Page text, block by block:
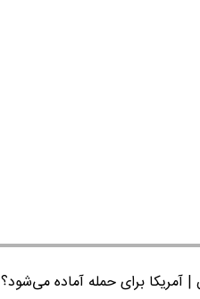
| آمریکا برای حمله آماده می‌شود؟